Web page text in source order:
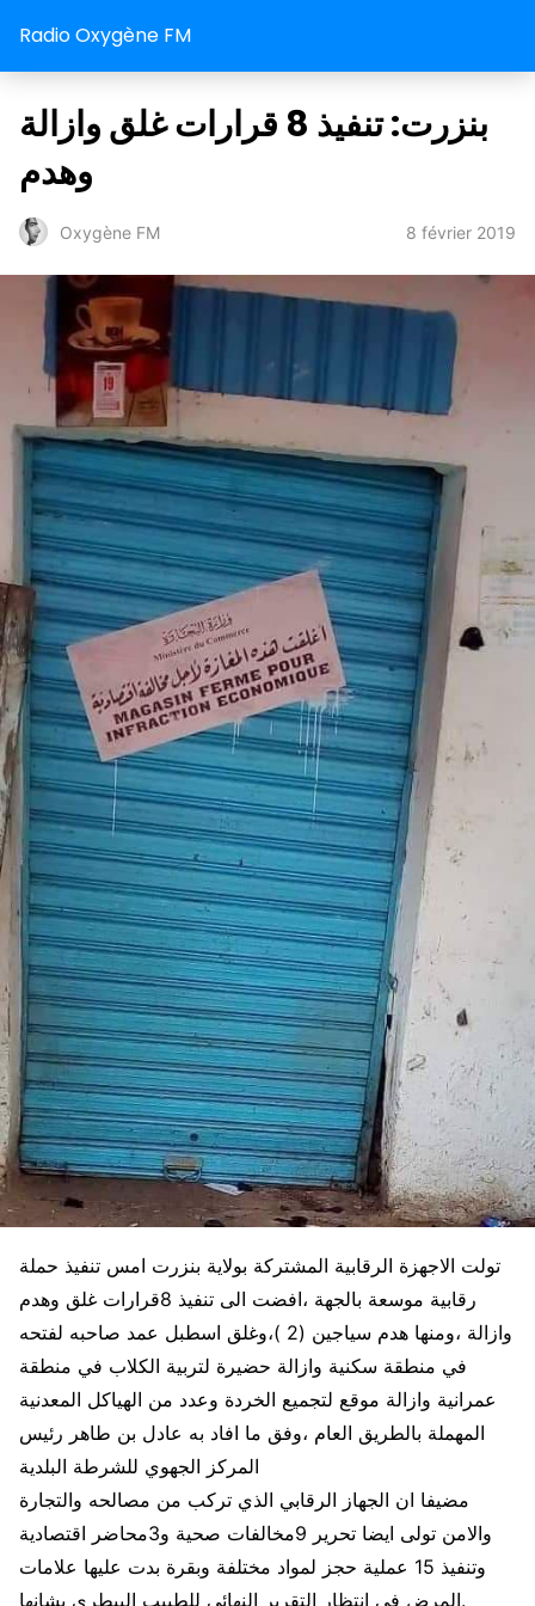
Radio Oxygène FM
بنزرت: تنفيذ 8 قرارات غلق وازالة
وهدم
Oxygène FM 8 février 2019
تولت الاجهزة الرقابية المشتركة بولاية بنزرت امس تنفيذ حملة
رقابية موسعة بالجهة ،افضت الى تنفيذ 8قرارات غلق وهدم
وازالة ،ومنها هدم سياجين (2 )،وغلق اسطبل عمد صاحبه لفتحه
في منطقة سكنية وازالة حضيرة لتربية الكلاب في منطقة
عمرانية وازالة موقع لتجميع الخردة وعدد من الهياكل المعدنية
المهملة بالطريق العام ،وفق ما افاد به عادل بن طاهر رئيس
المركز الجهوي للشرطة البلدية
مضيفا ان الجهاز الرقابي الذي تركب من مصالحه والتجارة
والامن تولى ايضا تحرير 9مخالفات صحية و3محاضر اقتصادية
وتنفيذ 15 عملية حجز لمواد مختلفة وبقرة بدت عليها علامات
المرض في انتظار التقرير النهائي للطبيب البيطري بشانها.